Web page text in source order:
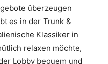
überzeugen
es in der Trunk &
Klassiker in
relaxen möchte,
Lobby bequem und